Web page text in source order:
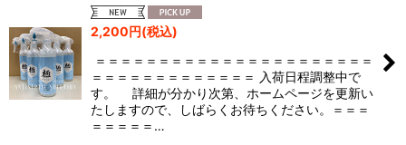
絞り込む
2,200円(税込)
＝＝＝＝＝＝＝＝＝＝＝＝＝＝＝＝＝＝＝＝＝＝
＝＝＝＝＝＝＝＝＝＝＝＝＝ 入荷日程調整中で
す。 詳細が分かり次第、ホームページを更新い
たしますので、しばらくお待ちください。＝＝＝
＝＝＝＝＝…